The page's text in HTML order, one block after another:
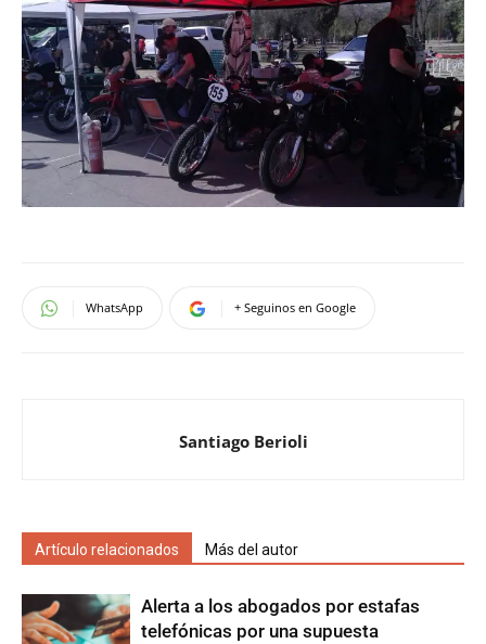
WhatsApp + Seguinos en Google
Santiago Berioli
Artículo relacionados Más del autor
Alerta a los abogados por estafas
telefónicas por una supuesta